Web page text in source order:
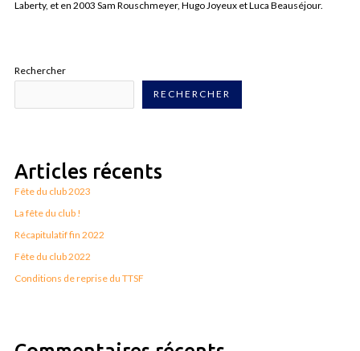
Laberty, et en 2003 Sam Rouschmeyer, Hugo Joyeux et Luca Beauséjour.
Rechercher
RECHERCHER
Articles récents
Fête du club 2023
La fête du club !
Récapitulatif fin 2022
Fête du club 2022
Conditions de reprise du TTSF